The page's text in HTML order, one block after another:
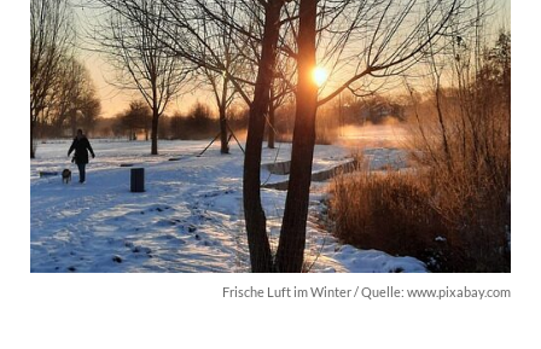
Frische Luft im Winter / Quelle: www.pixabay.com